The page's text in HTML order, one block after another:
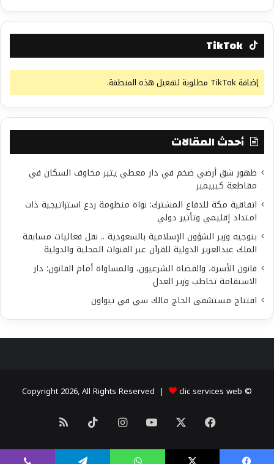
TikTok
إضافة TikTok مطلوبة لتفعيل هذه المنطقة.
أحدث المقالات
ظهور شق أرضي ضخم في دار معطي يثير مخاوف السكان في
مقاطعة كيبيمير
اتفاقية مكة للدفاع المشترك: نواة منظومة ردع استراتيجية ذات
امتداد إقليمي وتأثير دولي
بتوجيه وزير الشؤون الإسلامية بالسعودية .. نقل فعاليات مسابقة
الملك عبدالعزيز الدولية للقرآن عبر القنوات المحلية والدولية
قانون الأسرة، والقضاة الشرعيون، والمساواة أمام القانون: دار
الاستقامة تخاطب وزير العدل
افتتاح مستشفى الحاج مالك سي في تيواون
© Copyright 2026, All Rights Reserved |
clic services web
فيسبوك يوتيوبانستقرام ‫TikTokملخص
الموقع